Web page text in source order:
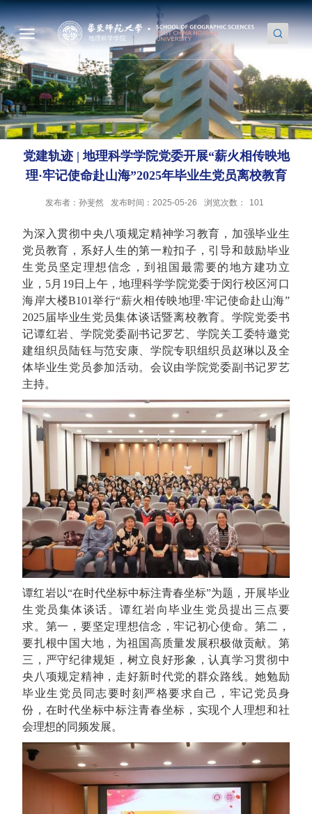
党建轨迹 | 地理科学学院党委开展“薪火相传映地
理·牢记使命赴山海”2025年毕业生党员离校教育
发布者：孙斐然 发布时间：2025-05-26 浏览次数： 101
为深入贯彻中央八项规定精神学习教育，加强毕业生
党员教育，系好人生的第一粒扣子，引导和鼓励毕业
生党员坚定理想信念，到祖国最需要的地方建功立
业，5月19日上午，地理科学学院党委于闵行校区河口
海岸大楼B101举行“薪火相传映地理·牢记使命赴山海”
2025届毕业生党员集体谈话暨离校教育。学院党委书
记谭红岩、学院党委副书记罗艺、学院关工委特邀党
建组织员陆钰与范安康、学院专职组织员赵琳以及全
体毕业生党员参加活动。会议由学院党委副书记罗艺
主持。
谭红岩以“在时代坐标中标注青春坐标”为题，开展毕业
生党员集体谈话。谭红岩向毕业生党员提出三点要
求。第一，要坚定理想信念，牢记初心使命。第二，
要扎根中国大地，为祖国高质量发展积极做贡献。第
三，严守纪律规矩，树立良好形象，认真学习贯彻中
央八项规定精神，走好新时代党的群众路线。她勉励
毕业生党员同志要时刻严格要求自己，牢记党员身
份，在时代坐标中标注青春坐标，实现个人理想和社
会理想的同频发展。